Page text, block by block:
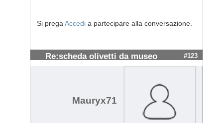
Si prega Accedi a partecipare alla conversazione.
Re:scheda olivetti da museo #123
Mauryx71